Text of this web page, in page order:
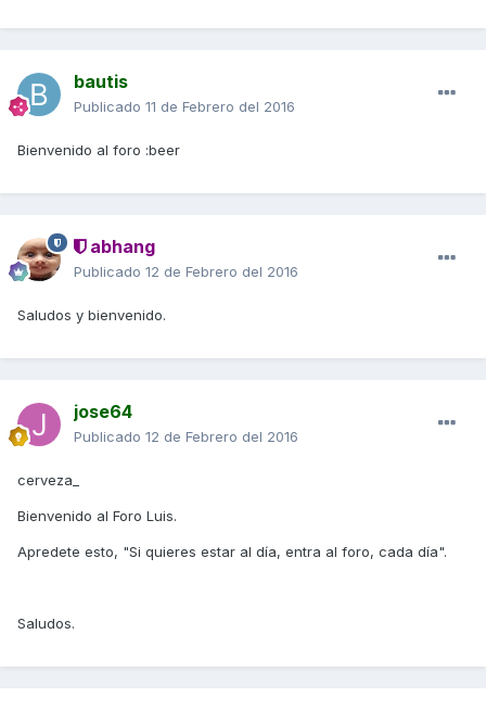
bautis
Publicado 11 de Febrero del 2016
Bienvenido al foro :beer
abhang
Publicado 12 de Febrero del 2016
Saludos y bienvenido.
jose64
Publicado 12 de Febrero del 2016
cerveza_
Bienvenido al Foro Luis.
Apredete esto, "Si quieres estar al día, entra al foro, cada día".
Saludos.